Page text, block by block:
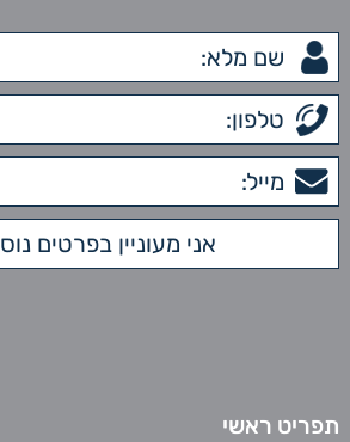
תפריט ראשי